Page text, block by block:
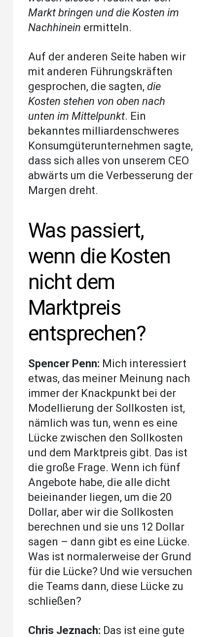
Markt bringen und die Kosten im
Nachhinein ermitteln.
Auf der anderen Seite haben wir
mit anderen Führungskräften
gesprochen, die sagten, die
Kosten stehen von oben nach
unten im Mittelpunkt. Ein
bekanntes milliardenschweres
Konsumgüterunternehmen sagte,
dass sich alles von unserem CEO
abwärts um die Verbesserung der
Margen dreht.
Was passiert,
wenn die Kosten
nicht dem
Marktpreis
entsprechen?
Spencer Penn: Mich interessiert
etwas, das meiner Meinung nach
immer der Knackpunkt bei der
Modellierung der Sollkosten ist,
nämlich was tun, wenn es eine
Lücke zwischen den Sollkosten
und dem Marktpreis gibt. Das ist
die große Frage. Wenn ich fünf
Angebote habe, die alle dicht
beieinander liegen, um die 20
Dollar, aber wir die Sollkosten
berechnen und sie uns 12 Dollar
sagen – dann gibt es eine Lücke.
Was ist normalerweise der Grund
für die Lücke? Und wie versuchen
die Teams dann, diese Lücke zu
schließen?
Chris Jeznach: Das ist eine gute